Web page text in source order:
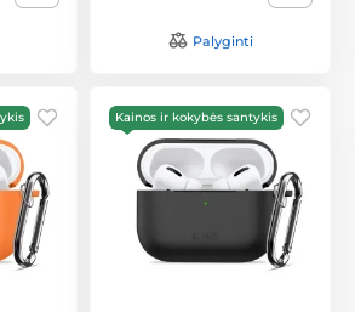
Palyginti
Kainos ir kokybės santykis